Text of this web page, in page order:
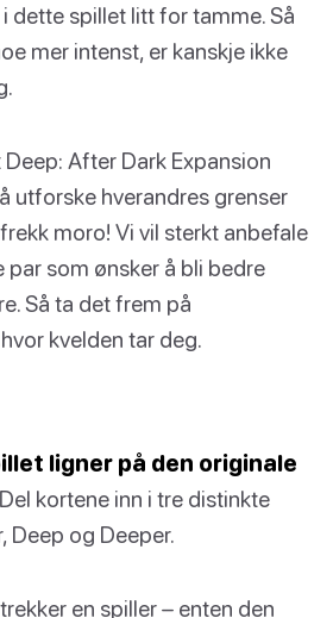
dette spillet litt for tamme. Så
mer intenst, er kanskje ikke
Deep: After Dark Expansion
utforske hverandres grenser
moro! Vi vil sterkt anbefale
som ønsker å bli bedre
Så ta det frem på
kvelden tar deg.
ligner på den originale
Del kortene inn i tre distinkte
Deep og Deeper.
en spiller – enten den